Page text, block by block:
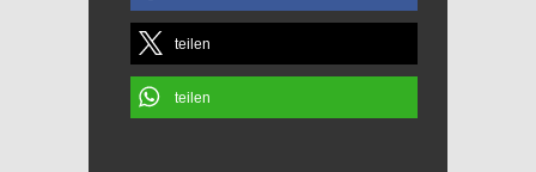
teilen
teilen